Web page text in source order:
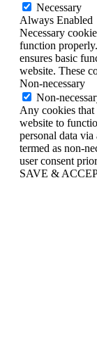
Necessary
Always Enabled
Necessary
function
ensures basic
website. These
Non-necessary
Non-
Any cookies that
website to
personal data via
termed as non-
user consent
SAVE &